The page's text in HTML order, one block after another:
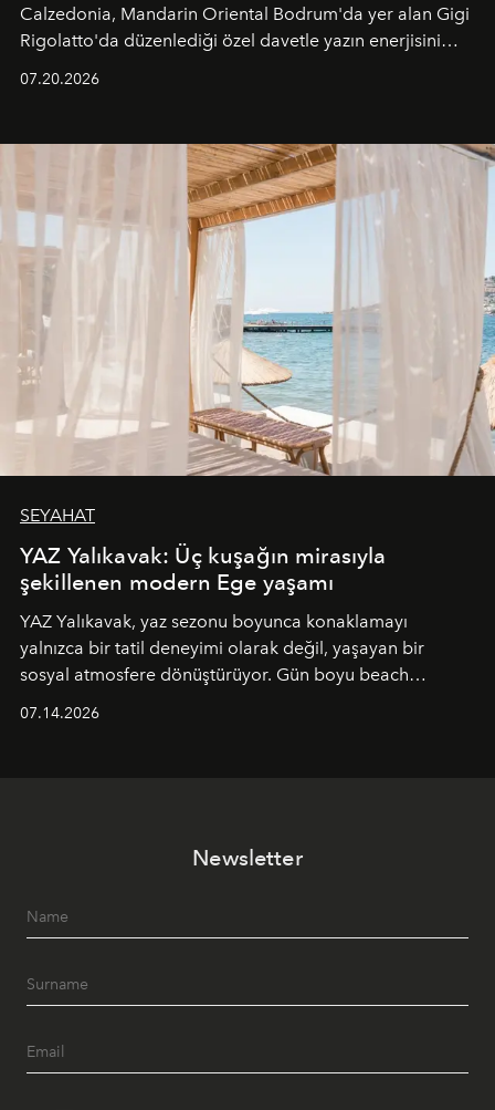
Calzedonia, Mandarin Oriental Bodrum'da yer alan Gigi
Rigolatto'da düzenlediği özel davetle yazın enerjisini
07.20.2026
SEYAHAT
YAZ Yalıkavak: Üç kuşağın mirasıyla
şekillenen modern Ege yaşamı
YAZ Yalıkavak, yaz sezonu boyunca konaklamayı
yalnızca bir tatil deneyimi olarak değil, yaşayan bir
sosyal atmosfere dönüştürüyor. Gün boyu beach
geceye taşıyarak her hafta farklı bir deneyim sunuyor.
07.14.2026
Newsletter